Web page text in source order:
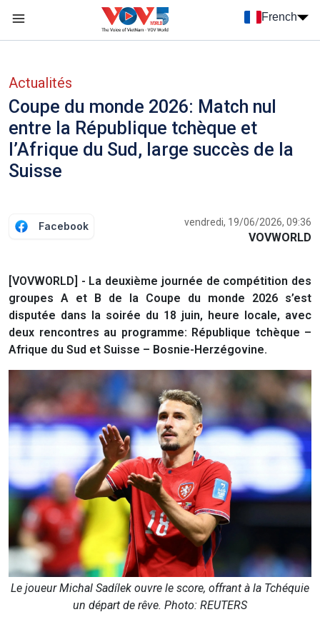
French
Actualités
Coupe du monde 2026: Match nul
entre la République tchèque et
l’Afrique du Sud, large succès de la
Suisse
Facebook vendredi, 19/06/2026, 09:36
VOVWORLD
[VOVWORLD] - La deuxième journée de compétition des
groupes A et B de la Coupe du monde 2026 s’est
disputée dans la soirée du 18 juin, heure locale, avec
deux rencontres au programme: République tchèque –
Afrique du Sud et Suisse – Bosnie-Herzégovine.
Le joueur Michal Sadílek ouvre le score, offrant à la Tchéquie
un départ de rêve. Photo: REUTERS